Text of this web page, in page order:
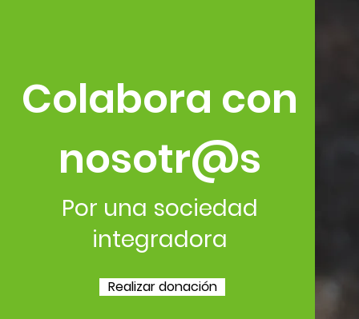
Colabora con
nosotr@s
Por una sociedad
integradora
Realizar donación